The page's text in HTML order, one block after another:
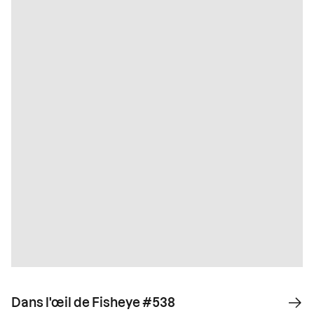
Dans l'œil de Fisheye #538